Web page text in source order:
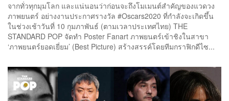
จากทั่วทุกมุมโลก และแน่นอนว่าก่อนจะถึงโมเมนต์สำคัญของแวดวง
ภาพยนตร์ อย่างงานประกาศรางวัล #Oscars2020 ที่กำลังจะเกิดขึ้น
ในช่วงเช้าวันที่ 10 กุมภาพันธ์ (ตามเวลาประเทศไทย) THE
STANDARD POP จัดทำ Poster Fanart ภาพยนตร์เข้าชิงในสาขา
‘ภาพยนตร์ยอดเยี่ยม’ (Best Picture) สร้างสรรค์โดยทีมกราฟิกดีไซ...